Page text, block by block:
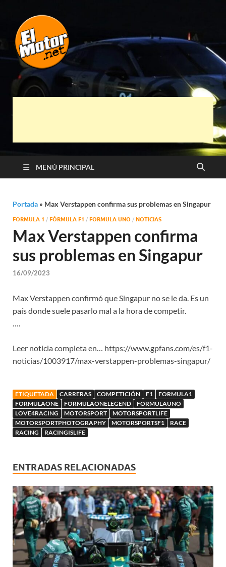
El Motor punto
Net
Automóviles
MENÚ PRINCIPAL
Portada » Max Verstappen confirma sus problemas en Singapur
FORMULA 1 / FÓRMULA F1 / FORMULA UNO / NOTICIAS
Max Verstappen confirma
sus problemas en Singapur
16/09/2023
Max Verstappen confirmó que Singapur no se le da. Es un
país donde suele pasarlo mal a la hora de competir.
….
Leer noticia completa en… https://www.gpfans.com/es/f1-
noticias/1003917/max-verstappen-problemas-singapur/
ETIQUETADA CARRERAS COMPETICIÓN F1
FORMULA1
FORMULAONE
FORMULAONELEGEND
FORMULAUNO
LOVE4RACING
MOTORSPORT
MOTORSPORTLIFE
MOTORSPORTPHOTOGRAPHY
MOTORSPORTSF1
RACE
RACING
RACINGISLIFE
ENTRADAS RELACIONADAS